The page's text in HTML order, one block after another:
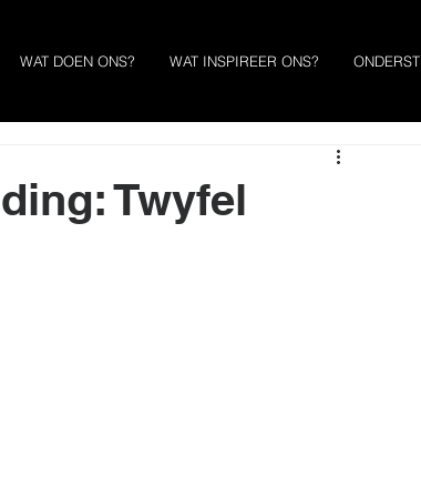
WAT DOEN ONS? WAT INSPIREER ONS?
Twyfel